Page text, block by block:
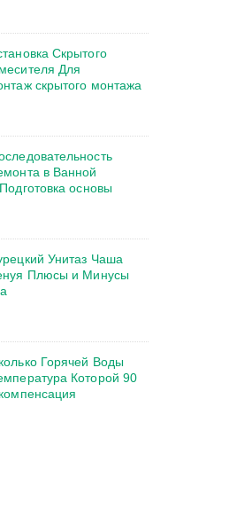
Скрытого
Для
скрытого монтажа
в Ванной
основы
Унитаз Чаша
Плюсы и Минусы
Горячей Воды
Которой 90